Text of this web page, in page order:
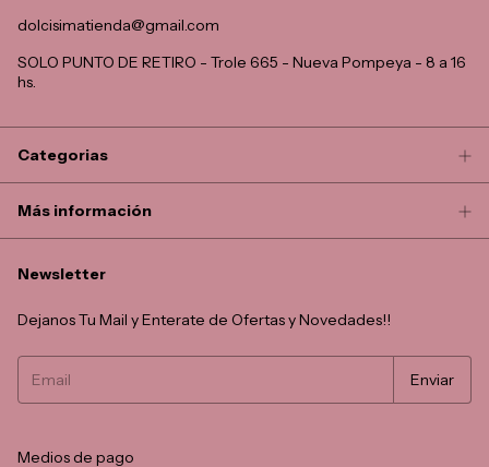
dolcisimatienda@gmail.com
SOLO PUNTO DE RETIRO - Trole 665 - Nueva Pompeya - 8 a 16
hs.
Categorias
Más información
Newsletter
Dejanos Tu Mail y Enterate de Ofertas y Novedades!!
Medios de pago